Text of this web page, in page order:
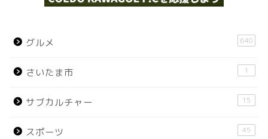
グルメ 640
さいたま市 1
サブカルチャー 15
スポーツ 45